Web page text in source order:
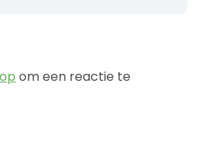
om een reactie te